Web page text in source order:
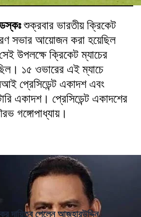
শুক্রবার ভারতীয় ক্রিকেট
সভার আয়োজন করা হয়েছিল
উপলক্ষে ক্রিকেট ম্যাচের
১৫ ওভারের এই ম্যাচে
প্রেসিডেন্ট একাদশ এবং
একাদশ। প্রেসিডেন্ট একাদশের
গঙ্গোপাধ্যায়।
দায়িত্ব পেলেন আজহারউদ্দিন